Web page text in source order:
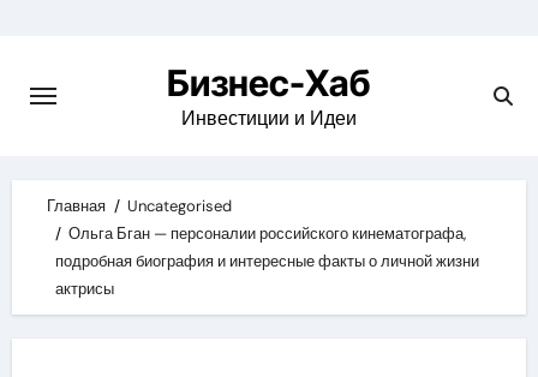
content
Бизнес-Хаб
Инвестиции и Идеи
Главная
Uncategorised
Ольга Бган — персоналии российского кинематографа,
подробная биография и интересные факты о личной жизни
актрисы